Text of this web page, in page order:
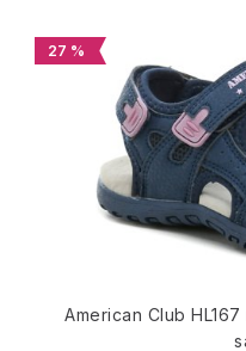
27 %
American Club